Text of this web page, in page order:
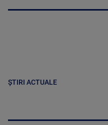
ȘTIRI ACTUALE